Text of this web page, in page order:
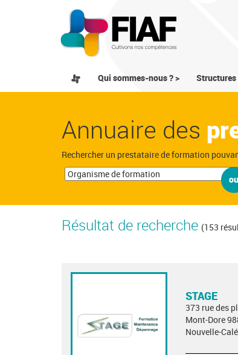
Qui sommes-nous ? > Structures
Annuaire des
Rechercher un prestataire de formation
ou
Résultat de recherche (153
STAGE
373 rue des
Mont-Dore
Nouvelle-